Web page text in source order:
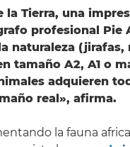
Tierra, una
profesional Pie
naturaleza (jirafas,
tamaño A2, A1 o
adquieren
real», afirma.
la fauna